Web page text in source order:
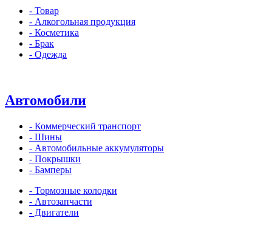
- Товар
- Алкогольная продукция
- Косметика
- Брак
- Одежда
Автомобили
- Коммерческий транспорт
- Шины
- Автомобильные аккумуляторы
- Покрышки
- Бамперы
- Тормозные колодки
- Автозапчасти
- Двигатели